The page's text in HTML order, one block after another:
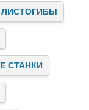
СТАНКИ